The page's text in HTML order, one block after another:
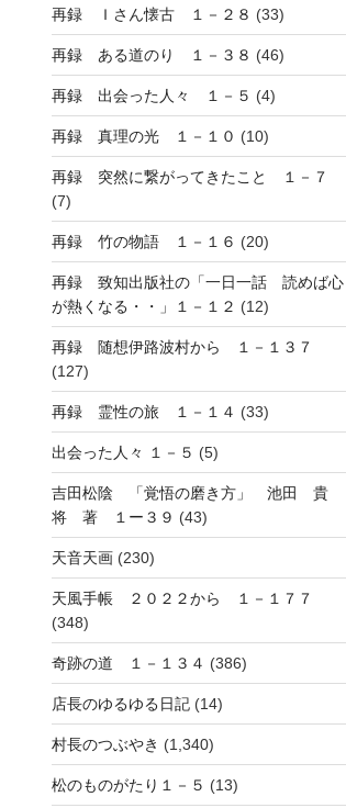
再録 Ｉさん懐古 １－２８ (33)
再録 ある道のり １－３８ (46)
再録 出会った人々 １－５ (4)
再録 真理の光 １－１０ (10)
再録 突然に繋がってきたこと １－７
(7)
再録 竹の物語 １－１６ (20)
再録 致知出版社の「一日一話 読めば心
が熱くなる・・」１－１２ (12)
再録 随想伊路波村から １－１３７
(127)
再録 霊性の旅 １－１４ (33)
出会った人々 １－５ (5)
吉田松陰 「覚悟の磨き方」 池田 貴
将 著 １ー３９ (43)
天音天画 (230)
天風手帳 ２０２２から １－１７７
(348)
奇跡の道 １－１３４ (386)
店長のゆるゆる日記 (14)
村長のつぶやき (1,340)
松のものがたり１－５ (13)